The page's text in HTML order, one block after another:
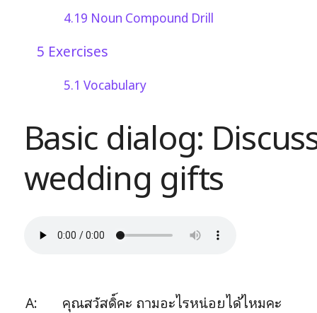
4.19 Noun Compound Drill
5 Exercises
5.1 Vocabulary
Basic dialog:
wedding gifts
A: คุณสวัสดิ์คะ ถามอะไรหน่อยได้ไหมคะ